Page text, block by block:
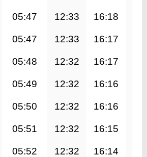
05:47 12:33 16:18
05:47 12:33 16:17
05:48 12:32 16:17
05:49 12:32 16:16
05:50 12:32 16:16
05:51 12:32 16:15
05:52 12:32 16:14